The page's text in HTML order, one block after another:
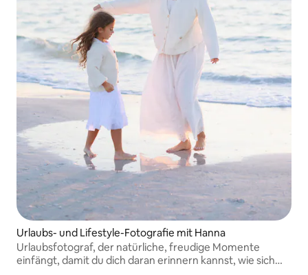
Urlaubs- und Lifestyle-Fotografie mit Hanna
Urlaubsfotograf, der natürliche, freudige Momente
einfängt, damit du dich daran erinnern kannst, wie sich